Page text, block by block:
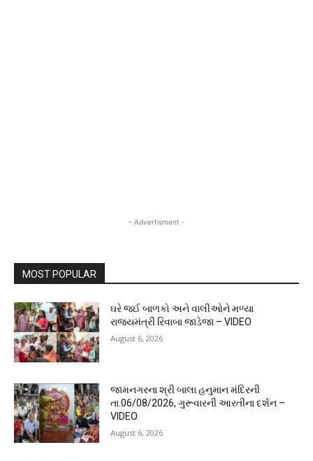
- Advertisment -
MOST POPULAR
ઘરે જઈ બાળકો અને વાલીઓને મળ્યા
રાજ્યમંત્રી રિવાબા જાડેજા – VIDEO
August 6, 2026
જામનગરના શ્રી બાલા હનુમાન મંદિરની
તા.06/08/2026, ગુરૂવારની આરતીના દર્શન –
VIDEO
August 6, 2026